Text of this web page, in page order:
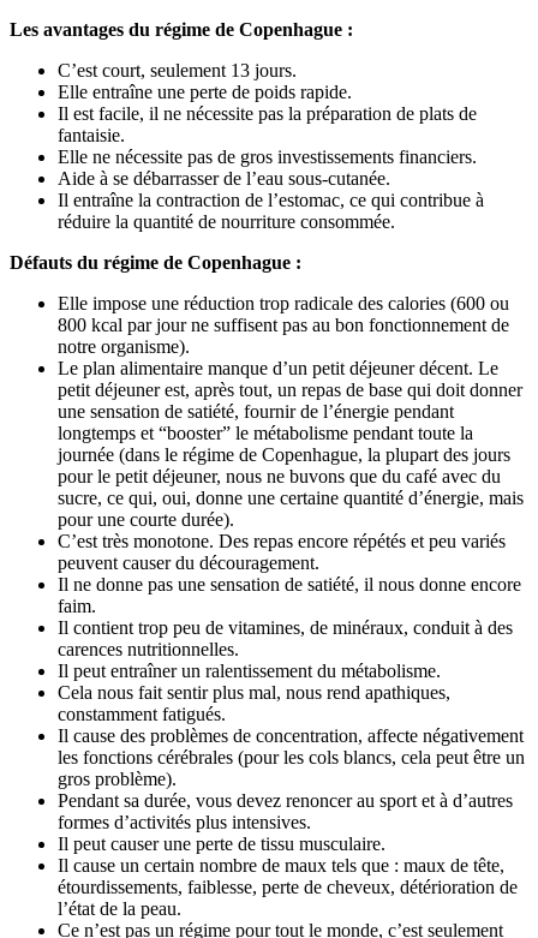
Les avantages du régime de Copenhague :
C’est court, seulement 13 jours.
Elle entraîne une perte de poids rapide.
Il est facile, il ne nécessite pas la préparation de plats de
fantaisie.
Elle ne nécessite pas de gros investissements financiers.
Aide à se débarrasser de l’eau sous-cutanée.
Il entraîne la contraction de l’estomac, ce qui contribue à
réduire la quantité de nourriture consommée.
Défauts du régime de Copenhague :
Elle impose une réduction trop radicale des calories (600 ou
800 kcal par jour ne suffisent pas au bon fonctionnement de
notre organisme).
Le plan alimentaire manque d’un petit déjeuner décent. Le
petit déjeuner est, après tout, un repas de base qui doit donner
une sensation de satiété, fournir de l’énergie pendant
longtemps et “booster” le métabolisme pendant toute la
journée (dans le régime de Copenhague, la plupart des jours
pour le petit déjeuner, nous ne buvons que du café avec du
sucre, ce qui, oui, donne une certaine quantité d’énergie, mais
pour une courte durée).
C’est très monotone. Des repas encore répétés et peu variés
peuvent causer du découragement.
Il ne donne pas une sensation de satiété, il nous donne encore
faim.
Il contient trop peu de vitamines, de minéraux, conduit à des
carences nutritionnelles.
Il peut entraîner un ralentissement du métabolisme.
Cela nous fait sentir plus mal, nous rend apathiques,
constamment fatigués.
Il cause des problèmes de concentration, affecte négativement
les fonctions cérébrales (pour les cols blancs, cela peut être un
gros problème).
Pendant sa durée, vous devez renoncer au sport et à d’autres
formes d’activités plus intensives.
Il peut causer une perte de tissu musculaire.
Il cause un certain nombre de maux tels que : maux de tête,
étourdissements, faiblesse, perte de cheveux, détérioration de
l’état de la peau.
Ce n’est pas un régime pour tout le monde, c’est seulement